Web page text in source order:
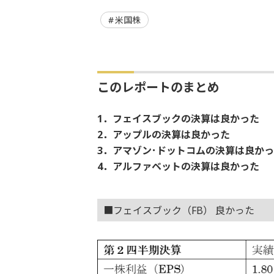
米国株
このレポートのまとめ
1．フェイスブックの決算は良かった
2．アップルの決算は良かった
3．アマゾン･ドットコムの決算は良か
4．アルファベットの決算は良かった
■フェイスブック（FB） 良かった